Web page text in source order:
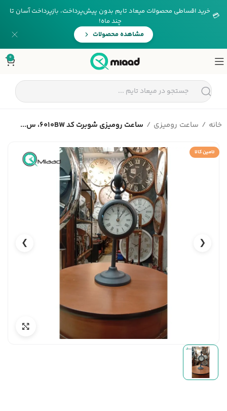
💳 خرید اقساطی محصولات میعاد تایم بدون پیش‌پرداخت، بازپرداخت آسان تا
چند ماه!
مشاهده محصولات
0
خانه ساعت رومیزی ساعت رومیزی شوبرت کد 6010BW، س...
تامین کالا
❮
❯